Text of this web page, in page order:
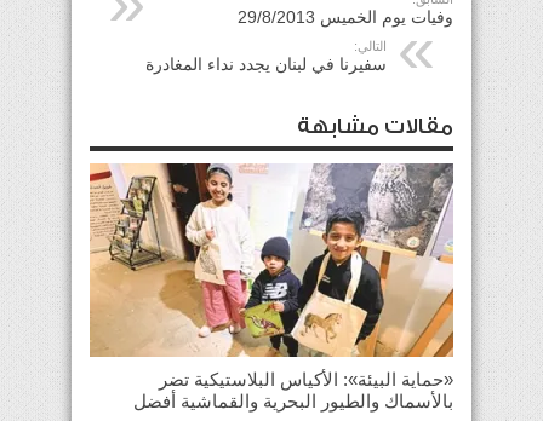
وفيات يوم الخميس 29/8/2013
التالي:
سفيرنا في لبنان يجدد نداء المغادرة
مقالات مشابهة
«حماية البيئة»: الأكياس البلاستيكية تضر
بالأسماك والطيور البحرية والقماشية أفضل